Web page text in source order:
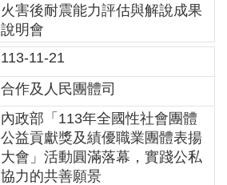
火害後耐震能力評估與解說成果
說明會
113-11-21
合作及人民團體司
內政部「113年全國性社會團體
公益貢獻獎及績優職業團體表揚
大會」活動圓滿落幕，實踐公私
協力的共善願景